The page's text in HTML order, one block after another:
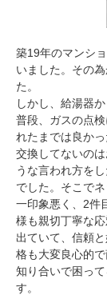
築19年のマンシ
いました。その
た。
しかし、給湯器
普段、ガスの点
れたまでは良か
交換してないの
うな言われ方を
でした。そこで
一印象悪く、2件
様も親切丁寧な
出ていて、信頼
格も大変良心的
知り合いで困っ
す。